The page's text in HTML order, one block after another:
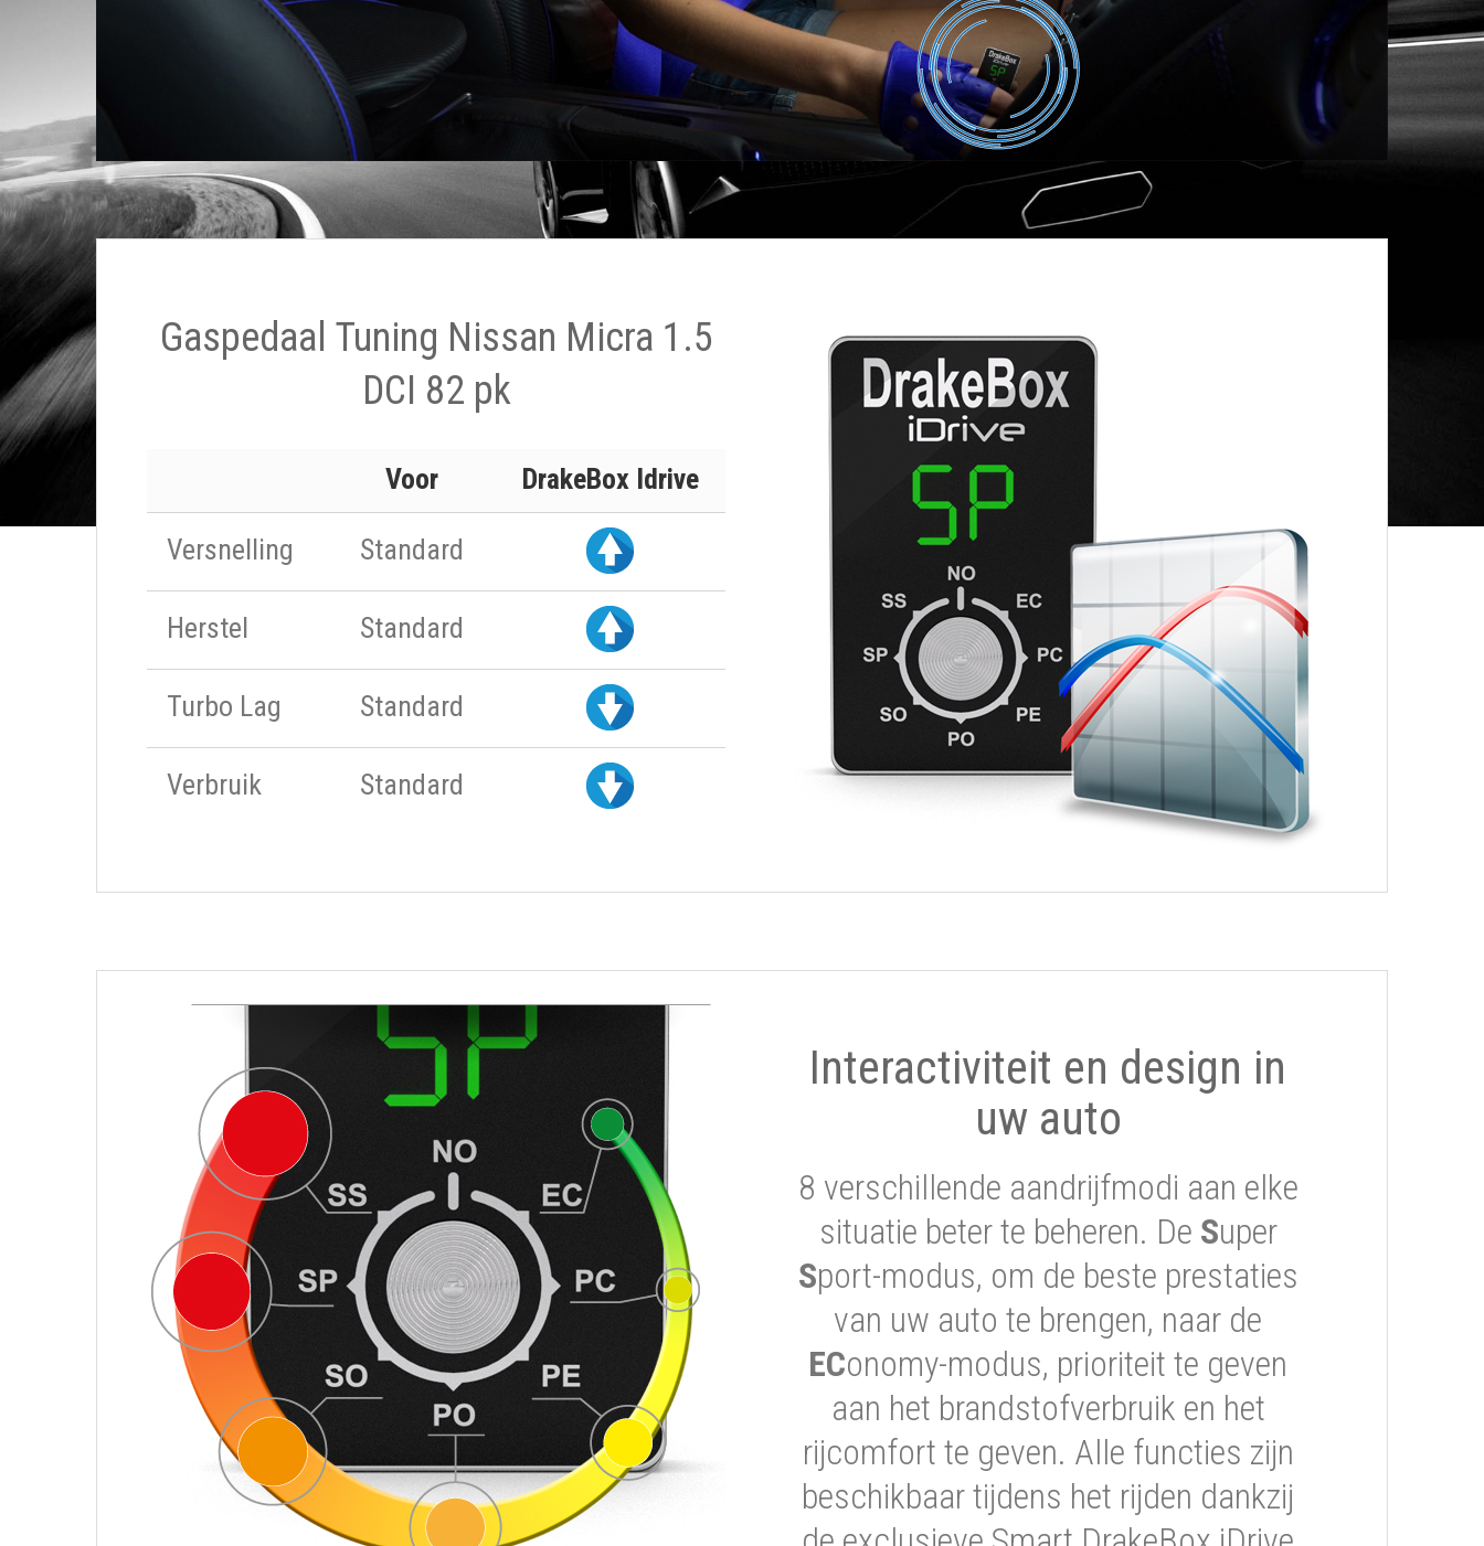
Gaspedaal Tuning Nissan Micra 1.5
DCI 82 pk
Voor DrakeBox Idrive
Versnelling Standard
Herstel Standard
Turbo Lag Standard
Verbruik Standard
Interactiviteit en design in
uw auto
8 verschillende aandrijfmodi aan elke
situatie beter te beheren. De Super
Sport-modus, om de beste prestaties
van uw auto te brengen, naar de
EConomy-modus, prioriteit te geven
aan het brandstofverbruik en het
rijcomfort te geven. Alle functies zijn
beschikbaar tijdens het rijden dankzij